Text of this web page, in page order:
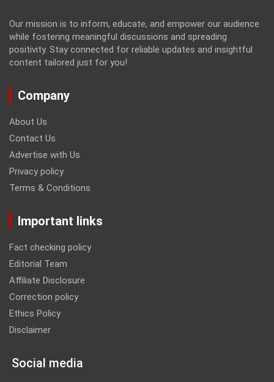
Our mission is to inform, educate, and empower our audience
while fostering meaningful discussions and spreading
positivity. Stay connected for reliable updates and insightful
content tailored just for you!
Company
About Us
Contact Us
Advertise with Us
Privacy policy
Terms & Conditions
Important links
Fact checking policy
Editorial Team
Affiliate Disclosure
Correction policy
Ethics Policy
Disclaimer
Social media